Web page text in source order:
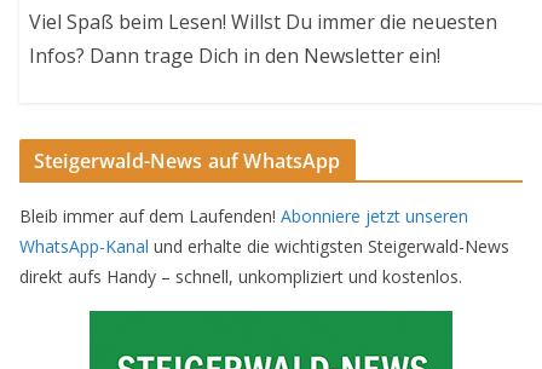
Viel Spaß beim Lesen! Willst Du immer die neuesten
Infos? Dann trage Dich in den Newsletter ein!
Steigerwald-News auf WhatsApp
Bleib immer auf dem Laufenden! Abonniere jetzt unseren
WhatsApp-Kanal und erhalte die wichtigsten Steigerwald-News
direkt aufs Handy – schnell, unkompliziert und kostenlos.